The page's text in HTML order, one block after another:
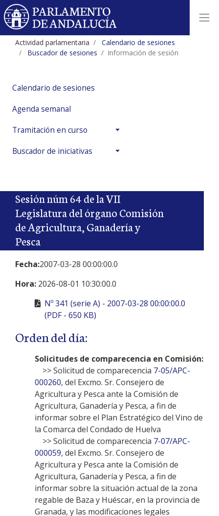
Actividad parlamentaria
Calendario de sesiones
Buscador de sesiones
Información de sesión
Calendario de sesiones
Agenda semanal
Tramitación en curso
Buscador de iniciativas
Sesión núm 64 de la VII
Legislatura del órgano Comisión
de Agricultura, Ganadería y
Pesca
Fecha:2007-03-28 00:00:00.0
Hora: 2026-08-01 10:30:00.0
Nº 341 (serie A) - 2007-03-28 00:00:00.0
(PDF - 650 KB)
Orden del día:
Solicitudes de comparecencia en Comisión:
>> Solicitud de comparecencia 7-05/APC-
000260, del Excmo. Sr. Consejero de
Agricultura y Pesca ante la Comisión de
Agricultura, Ganadería y Pesca, a fin de
informar sobre el Plan Estratégico del Vino de
la Comarca del Condado de Huelva
>> Solicitud de comparecencia 7-07/APC-
000059, del Excmo. Sr. Consejero de
Agricultura y Pesca ante la Comisión de
Agricultura, Ganadería y Pesca, a fin de
informar sobre la situación actual de la zona
regable de Baza y Huéscar, en la provincia de
Granada, y las modificaciones legales